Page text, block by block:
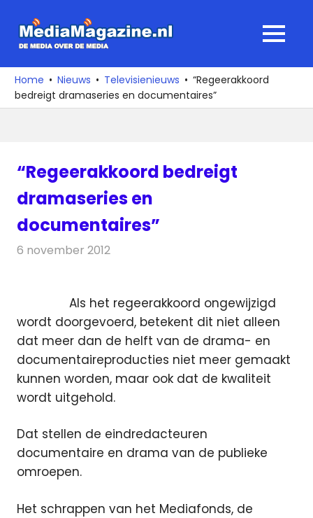
naar
media
over
de
MENU
Home Nieuws Televisienieuws
“Regeerakkoord
bedreigt dramaseries en documentaires”
“Regeerakkoord bedreigt
dramaseries en
documentaires”
6 november 2012
Als het regeerakkoord ongewijzigd
wordt doorgevoerd, betekent dit niet alleen
dat meer dan de helft van de drama- en
documentaireproducties niet meer gemaakt
kunnen worden, maar ook dat de kwaliteit
wordt uitgehold.
Dat stellen de eindredacteuren
documentaire en drama van de publieke
omroepen.
Het schrappen van het Mediafonds, de